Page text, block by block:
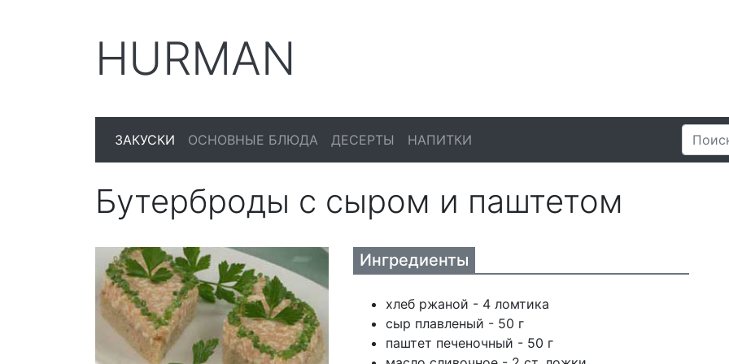
HURMAN
ЗАКУСКИ ОСНОВНЫЕ БЛЮДА ДЕСЕРТЫ НАПИТКИ
Бутерброды с сыром и паштетом
Ингредиенты
хлеб ржаной - 4 ломтика
сыр плавленый - 50 г
паштет печеночный - 50 г